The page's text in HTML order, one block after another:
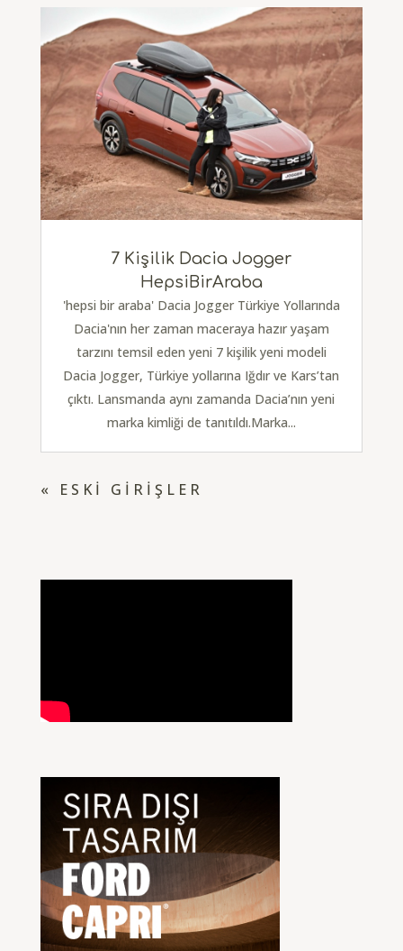
7 Kişilik Dacia Jogger
HepsiBirAraba
'hepsi bir araba' Dacia Jogger Türkiye Yollarında
Dacia'nın her zaman maceraya hazır yaşam
tarzını temsil eden yeni 7 kişilik yeni modeli
Dacia Jogger, Türkiye yollarına Iğdır ve Kars’tan
çıktı. Lansmanda aynı zamanda Dacia’nın yeni
marka kimliği de tanıtıldı.Marka...
« ESKI GIRIŞLER